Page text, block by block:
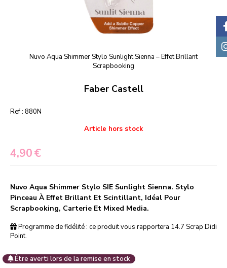
Nuvo Aqua Shimmer Stylo Sunlight Sienna – Effet Brillant
Scrapbooking
Faber Castell
Ref : 880N
4,90€
Article hors stock
Nuvo Aqua Shimmer Stylo SIE Sunlight Sienna. Stylo
Pinceau À Effet Brillant Et Scintillant, Idéal Pour
Scrapbooking, Carterie Et Mixed Media.
Programme de fidélité : ce produit vous rapportera 14.7 Scrap Didi
Point.
Être averti lors de la remise en stock